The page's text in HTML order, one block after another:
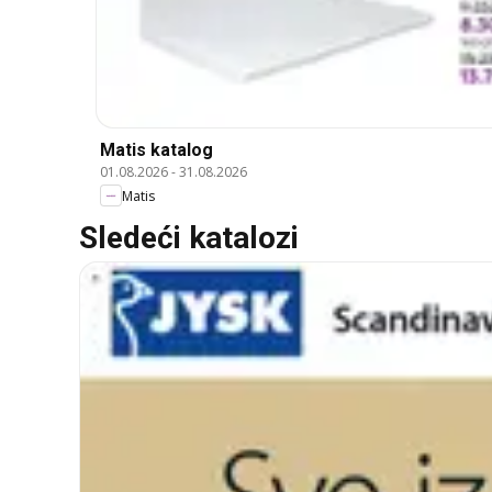
Matis katalog
01.08.2026-31.08.2026
Matis
Sledeći katalozi